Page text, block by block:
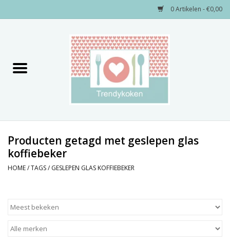
0 Artikelen - €0,00
Decoratie
Keukengerei
Producten getagd met geslepen glas
koffiebeker
HOME/TAGS/ GESLEPEN GLAS KOFFIEBEKER